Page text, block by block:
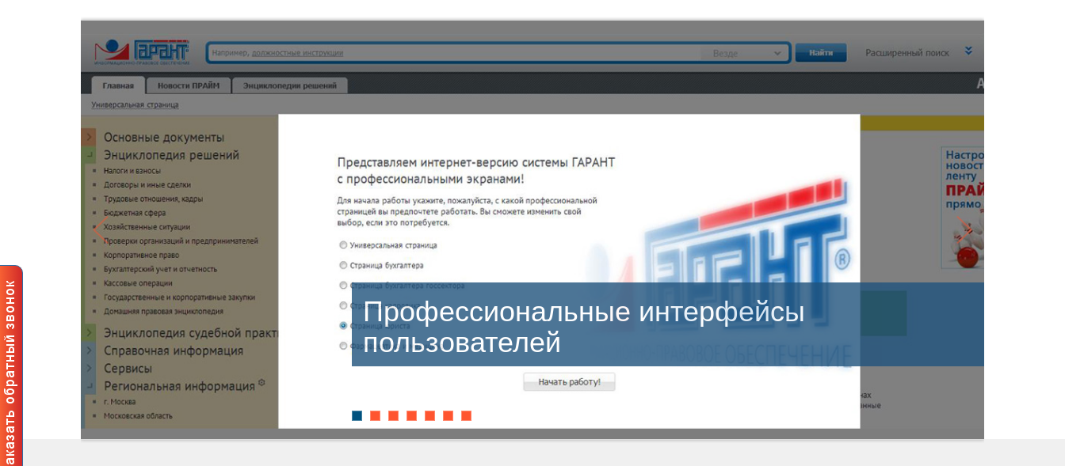
Профессиональные интерфейсы
пользователей